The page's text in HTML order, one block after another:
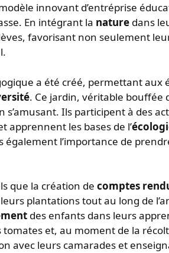
innovant d’entréprise
En intégrant la nature dans
favorisant non seulement
a été créé, permettant aux
. Ce jardin, véritable bouffée
Ils participent à des
apprennent les bases de l’
l’importance de
que la création de comptes
plantations tout au long de
des enfants dans leurs
et, au moment de la
avec leurs camarades et